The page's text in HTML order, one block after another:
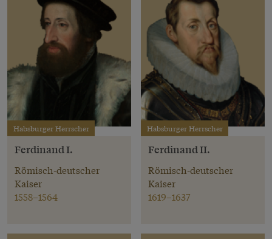
Habsburger Herrscher
Ferdinand I.
Römisch-deutscher
Kaiser
1558–1564
Habsburger Herrscher
Ferdinand II.
Römisch-deutscher
Kaiser
1619–1637